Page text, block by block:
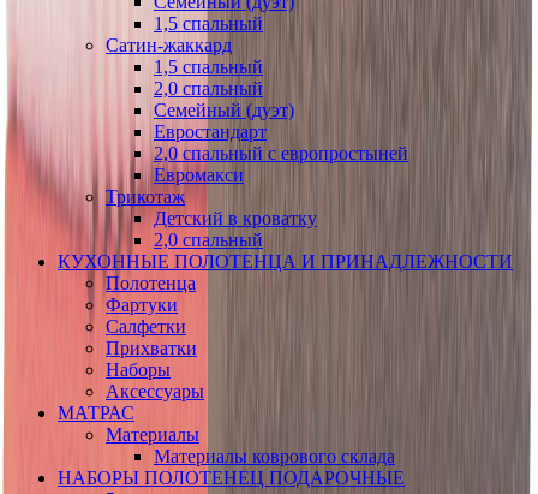
1,5 спальный
Сатин-жаккард
1,5 спальный
2,0 спальный
Семейный (дуэт)
Евростандарт
2,0 спальный с европростыней
Евромакси
Трикотаж
Детский в кроватку
2,0 спальный
КУХОННЫЕ ПОЛОТЕНЦА И ПРИНАДЛЕЖНОСТИ
Полотенца
Фартуки
Салфетки
Прихватки
Наборы
Аксессуары
МАТРАС
Материалы
Материалы коврового склада
НАБОРЫ ПОЛОТЕНЕЦ ПОДАРОЧНЫЕ